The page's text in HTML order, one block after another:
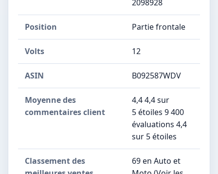
2098928
Position ‎Partie frontale
Volts ‎12
ASIN B092587WDV
Moyenne des
commentaires client
4,4 4,4 sur
5 étoiles 9 400
évaluations 4,4
sur 5 étoiles
Classement des
69 en Auto et